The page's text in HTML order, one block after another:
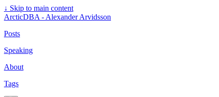
↓ Skip to main content
ArcticDBA - Alexander Arvidsson
Posts
Speaking
About
Tags